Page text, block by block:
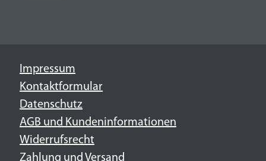
Impressum
Kontaktformular
Datenschutz
AGB und Kundeninformationen
Widerrufsrecht
Zahlung und Versand